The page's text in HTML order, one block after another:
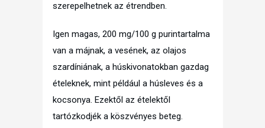
szerepelhetnek az étrendben.
Igen magas, 200 mg/100 g purintartalma
van a májnak, a vesének, az olajos
szardíniának, a húskivonatokban gazdag
ételeknek, mint például a húsleves és a
kocsonya. Ezektől az ételektől
tartózkodjék a köszvényes beteg.